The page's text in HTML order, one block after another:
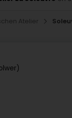
Atelier